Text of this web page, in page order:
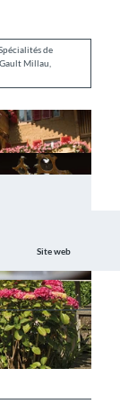
de
Millau,
Interlaken Tourismus |
CC-BY-SA
Site web